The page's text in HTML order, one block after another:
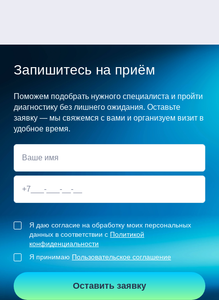
Запишитесь на приём
Поможем подобрать нужного специалиста и пройти
диагностику без лишнего ожидания. Оставьте
заявку — мы свяжемся с вами и организуем визит в
удобное время.
Я даю согласие на обработку моих персональных
данных в соответствии с Политикой
конфиденциальности
Я принимаю Пользовательское соглашение
Оставить заявку